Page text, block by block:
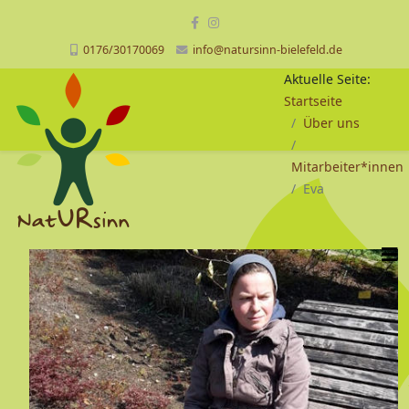
0176/30170069 info@natursinn-bielefeld.de
Aktuelle Seite:
Startseite
Über uns
Mitarbeiter*innen
Eva